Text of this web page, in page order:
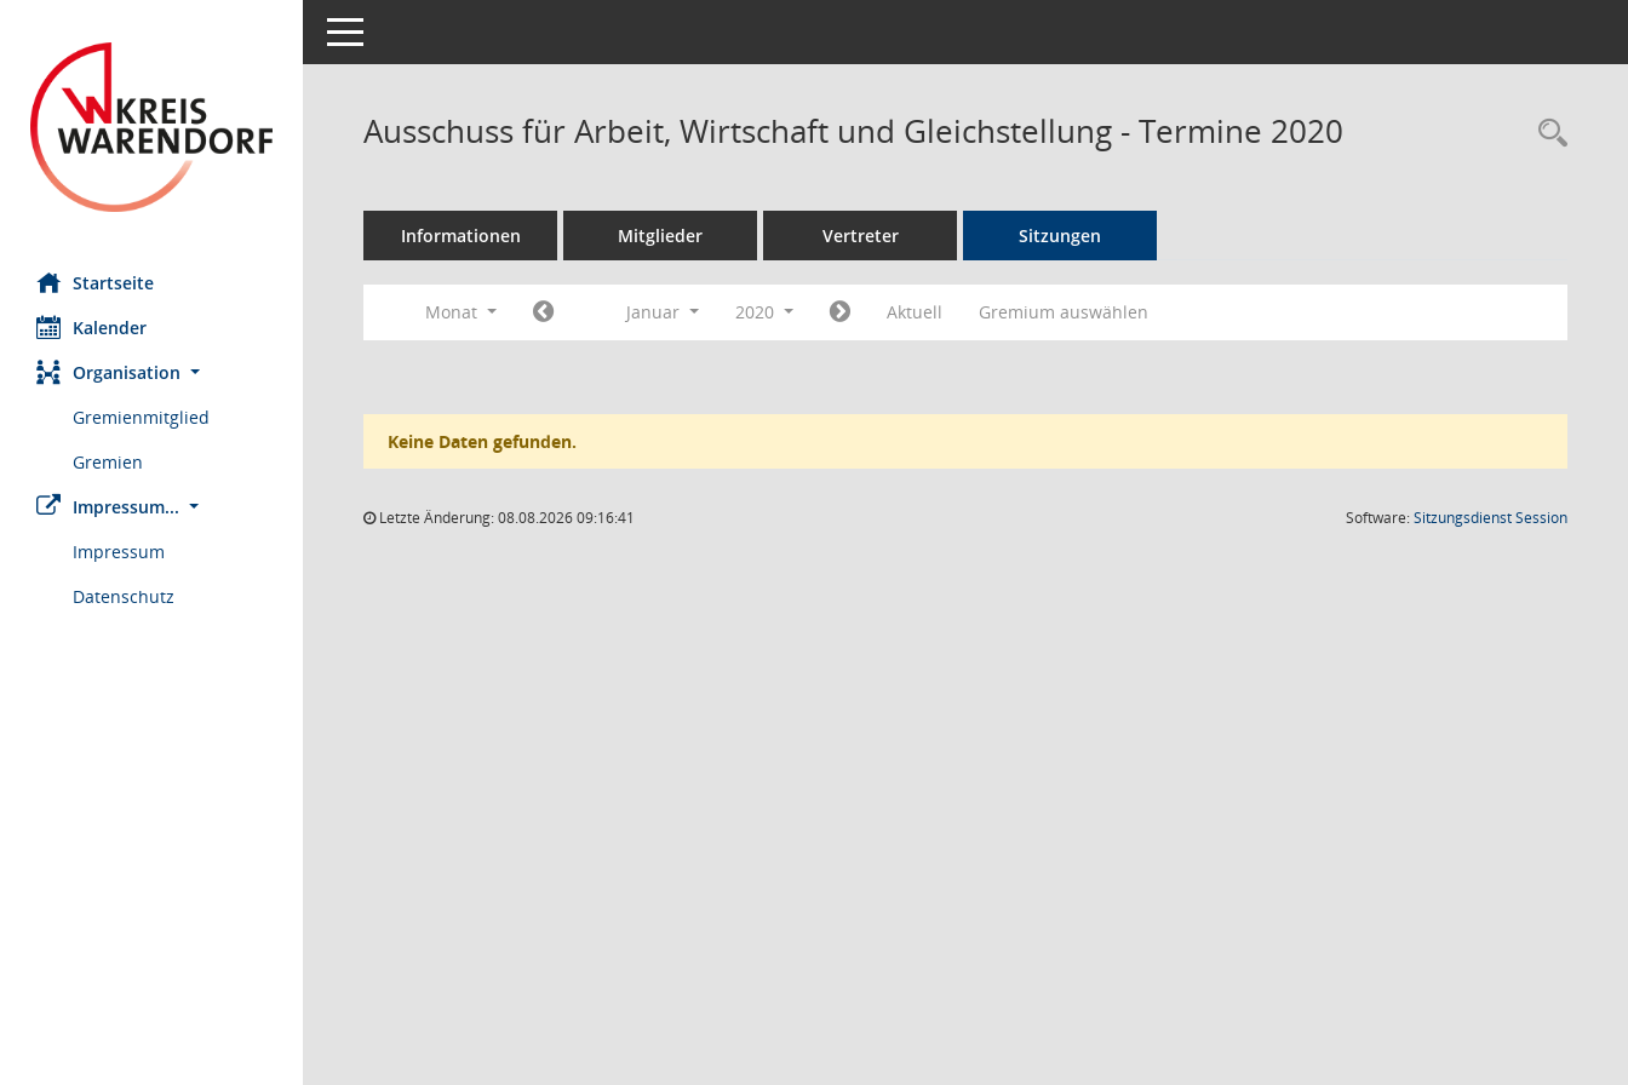
Startseite
Kalender
Organisation
Gremienmitglied
Gremien
Impressum...
Impressum
Datenschutz
Toggle navigation
Ausschuss für Arbeit, Wirtschaft und Gleichstellung - Termine 2020
Informationen Mitglieder Vertreter Sitzungen
Monat Januar 2020 Aktuell Gremium auswählen
Keine Daten gefunden.
Letzte Änderung: 08.08.2026 09:16:41 Software:SitzungsdienstSession(Wird in